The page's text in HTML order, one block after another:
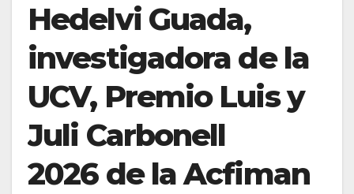
Hedelvi Guada,
investigadora de la
UCV, Premio Luis y
Juli Carbonell
2026 de la Acfiman